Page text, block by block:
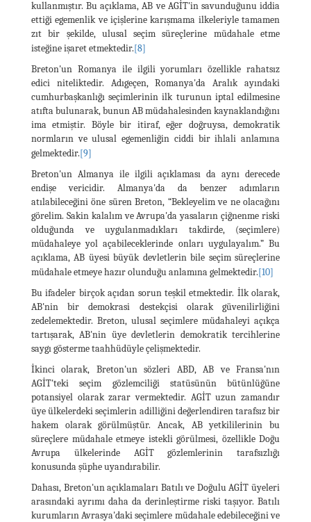
kullanmıştır. Bu açıklama, AB ve AGİT'in savunduğunu iddia
ettiği egemenlik ve içişlerine karışmama ilkeleriyle tamamen
zıt bir şekilde, ulusal seçim süreçlerine müdahale etme
isteğine işaret etmektedir.[8]
Breton'un Romanya ile ilgili yorumları özellikle rahatsız
edici niteliktedir. Adıgeçen, Romanya'da Aralık ayındaki
cumhurbaşkanlığı seçimlerinin ilk turunun iptal edilmesine
atıfta bulunarak, bunun AB müdahalesinden kaynaklandığını
ima etmiştir. Böyle bir itiraf, eğer doğruysa, demokratik
normların ve ulusal egemenliğin ciddi bir ihlali anlamına
gelmektedir.[9]
Breton'un Almanya ile ilgili açıklaması da aynı derecede
endişe vericidir. Almanya'da da benzer adımların
atılabileceğini öne süren Breton, “Bekleyelim ve ne olacağını
görelim. Sakin kalalım ve Avrupa'da yasaların çiğnenme riski
olduğunda ve uygulanmadıkları takdirde, (seçimlere)
müdahaleye yol açabileceklerinde onları uygulayalım.” Bu
açıklama, AB üyesi büyük devletlerin bile seçim süreçlerine
müdahale etmeye hazır olunduğu anlamına gelmektedir.[10]
Bu ifadeler birçok açıdan sorun teşkil etmektedir. İlk olarak,
AB'nin bir demokrasi destekçisi olarak güvenilirliğini
zedelemektedir. Breton, ulusal seçimlere müdahaleyi açıkça
tartışarak, AB'nin üye devletlerin demokratik tercihlerine
saygı gösterme taahhüdüyle çelişmektedir.
İkinci olarak, Breton'un sözleri ABD, AB ve Fransa'nın
AGİT'teki seçim gözlemciliği statüsünün bütünlüğüne
potansiyel olarak zarar vermektedir. AGİT uzun zamandır
üye ülkelerdeki seçimlerin adilliğini değerlendiren tarafsız bir
hakem olarak görülmüştür. Ancak, AB yetkililerinin bu
süreçlere müdahale etmeye istekli görülmesi, özellikle Doğu
Avrupa ülkelerinde AGİT gözlemlerinin tarafsızlığı
konusunda şüphe uyandırabilir.
Dahası, Breton'un açıklamaları Batılı ve Doğulu AGİT üyeleri
arasındaki ayrımı daha da derinleştirme riski taşıyor. Batılı
kurumların Avrasya'daki seçimlere müdahale edebileceğini ve